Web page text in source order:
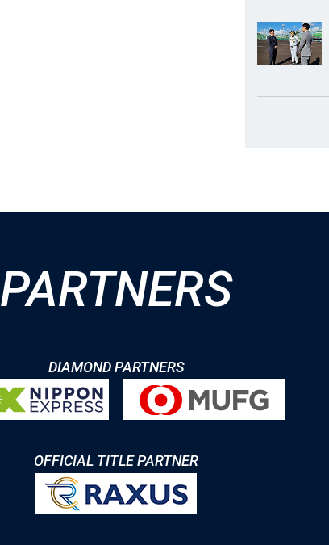
PARTNERS
DIAMOND PARTNERS
OFFICIAL TITLE PARTNER